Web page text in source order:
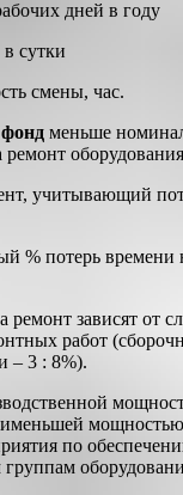
дней в году
сутки
смены, час.
меньше
учитывающий
% потерь времени
ремонт зависят от
работ
– 3 : 8%).
мощностью
по